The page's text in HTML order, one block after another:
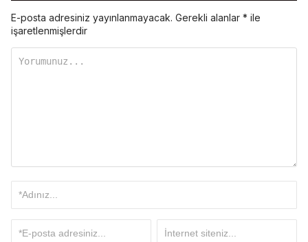
E-posta adresiniz yayınlanmayacak. Gerekli alanlar * ile
işaretlenmişlerdir